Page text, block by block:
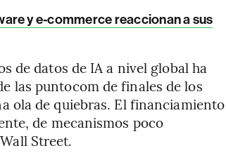
y e-commerce reaccionan a sus
de datos de IA a nivel global ha
las puntocom de finales de los
ola de quiebras. El financiamiento
de mecanismos poco
Street.